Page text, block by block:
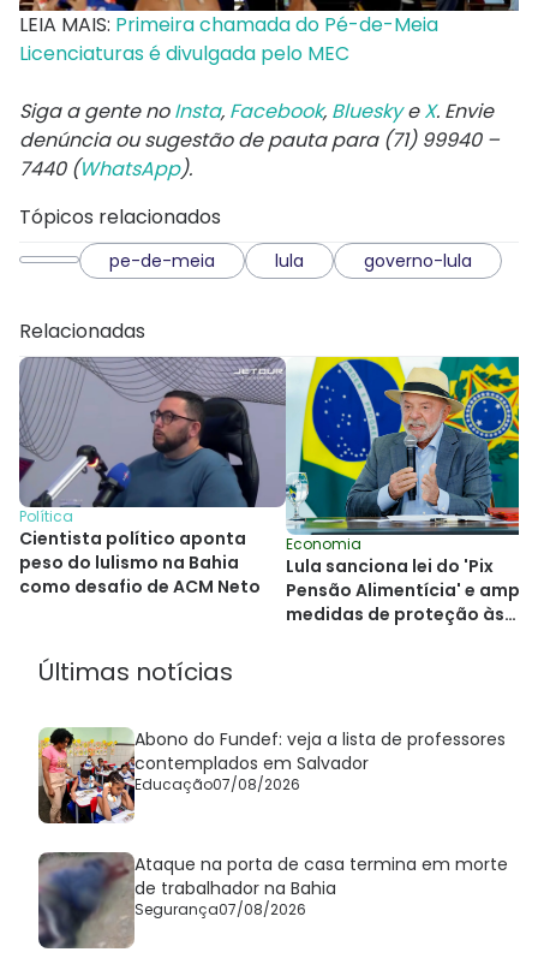
LEIA MAIS: Primeira chamada do Pé-de-Meia
Licenciaturas é divulgada pelo MEC
Siga a gente noInsta, Facebook, BlueskyeX. Envie
denúncia ou sugestão de pauta para (71) 99940 –
7440 (WhatsApp).
Tópicos relacionados
pe-de-meia lula governo-lula
Relacionadas
Política
Cientista político aponta
peso do lulismo na Bahia
como desafio de ACM Neto
Economia
Lula sanciona lei do 'Pix
Pensão Alimentícia' e
medidas de proteção às
Últimas notícias
Abono do Fundef: veja a lista de professores
contemplados em Salvador
Educação07/08/2026
Ataque na porta de casa termina em morte
de trabalhador na Bahia
Segurança07/08/2026